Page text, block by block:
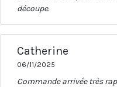
découpe.
Catherine
06/11/2025
Commande arrivée très